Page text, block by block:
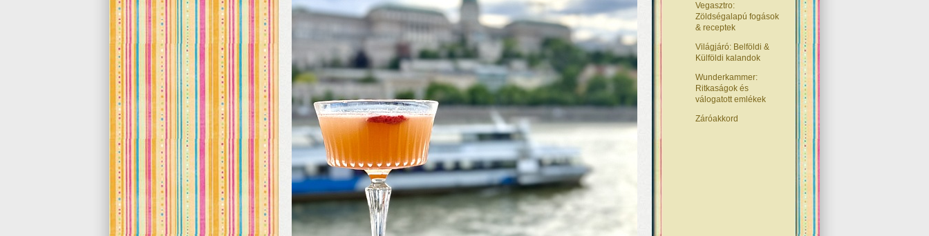
Vegasztro:
Zöldségalapú fogások
& receptek
Világjáró: Belföldi &
Külföldi kalandok
Wunderkammer:
Ritkaságok és
válogatott emlékek
Záróakkord